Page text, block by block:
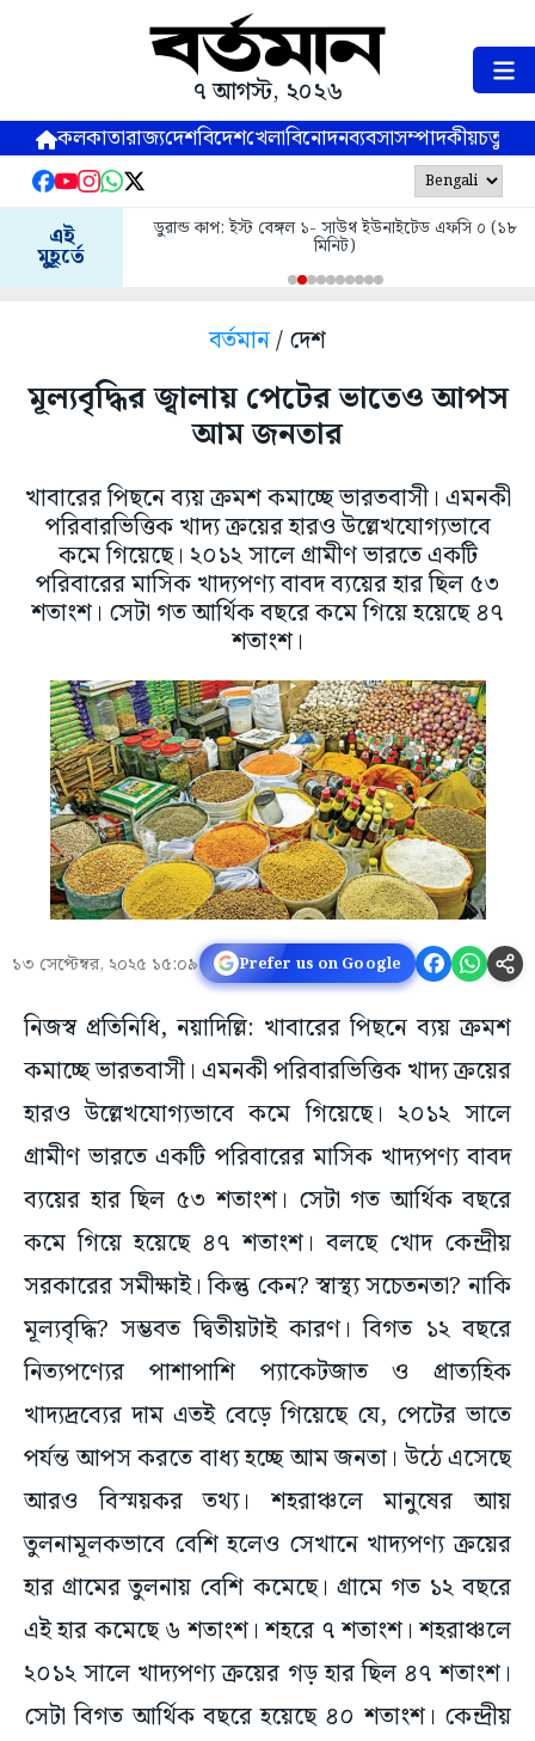
৭ আগস্ট, ২০২৬
কলকাতারাজ্যদেশবিদেশখেলাবিনোদনব্যবসাসম্পাদকীয়
এই
মুহূর্তে
ডুরান্ড কাপ: ইস্ট বেঙ্গল ১- সাউথ ইউনাইটেড এফসি ০ (১৮
মিনিট)
বর্তমান/ দেশ
মূল্যবৃদ্ধির জ্বালায় পেটের ভাতেও আপস
আম জনতার
খাবারের পিছনে ব্যয় ক্রমশ কমাচ্ছে ভারতবাসী। এমনকী
পরিবারভিত্তিক খাদ্য ক্রয়ের হারও উল্লেখযোগ্যভাবে
কমে গিয়েছে। ২০১২ সালে গ্রামীণ ভারতে একটি
পরিবারের মাসিক খাদ্যপণ্য বাবদ ব্যয়ের হার ছিল ৫৩
শতাংশ। সেটা গত আর্থিক বছরে কমে গিয়ে হয়েছে ৪৭
শতাংশ।
১৩ সেপ্টেম্বর, ২০২৫ ১৫:০৯ Prefer us on Google
নিজস্ব প্রতিনিধি, নয়াদিল্লি: খাবারের পিছনে ব্যয় ক্রমশ
কমাচ্ছে ভারতবাসী। এমনকী পরিবারভিত্তিক খাদ্য ক্রয়ের
হারও উল্লেখযোগ্যভাবে কমে গিয়েছে। ২০১২ সালে
গ্রামীণ ভারতে একটি পরিবারের মাসিক খাদ্যপণ্য বাবদ
ব্যয়ের হার ছিল ৫৩ শতাংশ। সেটা গত আর্থিক বছরে
কমে গিয়ে হয়েছে ৪৭ শতাংশ। বলছে খোদ কেন্দ্রীয়
সরকারের সমীক্ষাই। কিন্তু কেন? স্বাস্থ্য সচেতনতা? নাকি
মূল্যবৃদ্ধি? সম্ভবত দ্বিতীয়টাই কারণ। বিগত ১২ বছরে
নিত্যপণ্যের পাশাপাশি প্যাকেটজাত ও প্রাত্যহিক
খাদ্যদ্রব্যের দাম এতই বেড়ে গিয়েছে যে, পেটের ভাতে
পর্যন্ত আপস করতে বাধ্য হচ্ছে আম জনতা। উঠে এসেছে
আরও বিস্ময়কর তথ্য। শহরাঞ্চলে মানুষের আয়
তুলনামূলকভাবে বেশি হলেও সেখানে খাদ্যপণ্য ক্রয়ের
হার গ্রামের তুলনায় বেশি কমেছে। গ্রামে গত ১২ বছরে
এই হার কমেছে ৬ শতাংশ। শহরে ৭ শতাংশ। শহরাঞ্চলে
২০১২ সালে খাদ্যপণ্য ক্রয়ের গড় হার ছিল ৪৭ শতাংশ।
সেটা বিগত আর্থিক বছরে হয়েছে ৪০ শতাংশ। কেন্দ্রীয়